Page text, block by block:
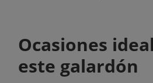
Ocasiones
este galardón